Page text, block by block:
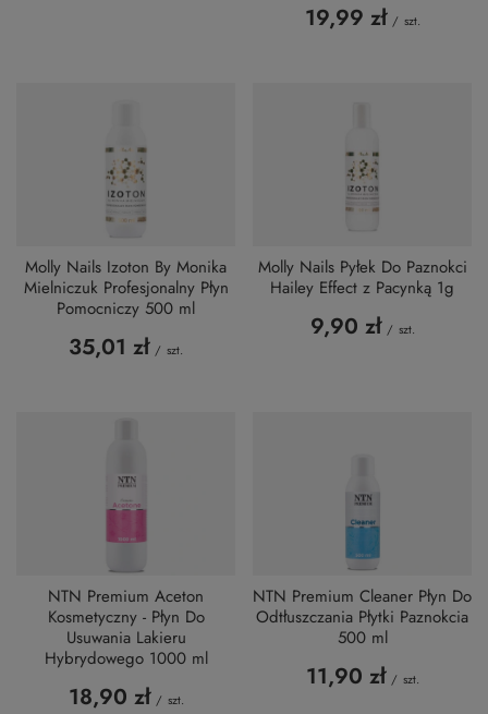
19,99 zł / szt.
Molly Nails Izoton By Monika
Mielniczuk Profesjonalny Płyn
Pomocniczy 500 ml
35,01 zł / szt.
Molly Nails Pyłek Do Paznokci
Hailey Effect z Pacynką 1g
9,90 zł / szt.
NTN Premium Aceton
Kosmetyczny - Płyn Do
Usuwania Lakieru
Hybrydowego 1000 ml
18,90 zł / szt.
NTN Premium Cleaner Płyn Do
Odtłuszczania Płytki Paznokcia
500 ml
11,90 zł / szt.